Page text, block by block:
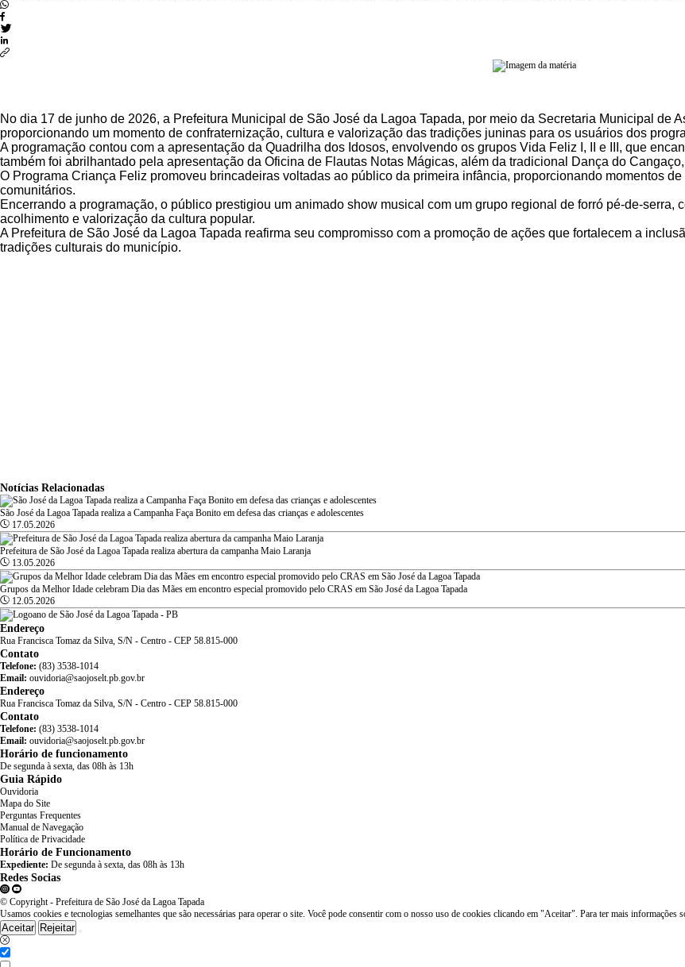
No dia 17 de junho de 2026, a Prefeitura Municipal de São José da Lagoa Tapada, por meio da Secretaria Municipal de
proporcionando um momento de confraternização, cultura e valorização das tradições juninas para os usuários dos
A programação contou com a apresentação da Quadrilha dos Idosos, envolvendo os grupos Vida Feliz I, II e III, que
também foi abrilhantado pela apresentação da Oficina de Flautas Notas Mágicas, além da tradicional Dança do
O Programa Criança Feliz promoveu brincadeiras voltadas ao público da primeira infância, proporcionando momentos
comunitários.
Encerrando a programação, o público prestigiou um animado show musical com um grupo regional de forró pé-de-
acolhimento e valorização da cultura popular.
A Prefeitura de São José da Lagoa Tapada reafirma seu compromisso com a promoção de ações que fortalecem a
tradições culturais do município.
Notícias Relacionadas
São José da Lagoa Tapada realiza a Campanha Faça Bonito em defesa das crianças e adolescentes
17.05.2026
Prefeitura de São José da Lagoa Tapada realiza abertura da campanha Maio Laranja
13.05.2026
Grupos da Melhor Idade celebram Dia das Mães em encontro especial promovido pelo CRAS em São José da Lagoa Tapada
12.05.2026
Endereço
Rua Francisca Tomaz da Silva, S/N - Centro - CEP 58.815-000
Contato
Telefone: (83) 3538-1014
Email: ouvidoria@saojoselt.pb.gov.br
Endereço
Rua Francisca Tomaz da Silva, S/N - Centro - CEP 58.815-000
Contato
Telefone: (83) 3538-1014
Email: ouvidoria@saojoselt.pb.gov.br
Horário de funcionamento
De segunda à sexta, das 08h às 13h
Guia Rápido
Ouvidoria
Mapa do Site
Perguntas Frequentes
Manual de Navegação
Política de Privacidade
Horário de Funcionamento
Expediente: De segunda à sexta, das 08h às 13h
Redes Socias
© Copyright - Prefeitura de São José da Lagoa Tapada
Usamos cookies e tecnologias semelhantes que são necessárias para operar o site. Você pode consentir com o nosso uso de cookies clicando em "Aceitar". Para ter mais informações
Aceitar Rejeitar